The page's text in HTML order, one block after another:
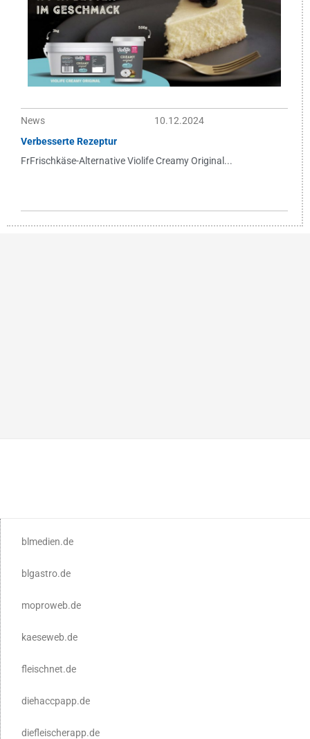
News
10.12.2024
Verbesserte Rezeptur
FrFrischkäse-Alternative Violife Creamy Original...
blmedien.de
blgastro.de
moproweb.de
kaeseweb.de
fleischnet.de
diehaccpapp.de
diefleischerapp.de